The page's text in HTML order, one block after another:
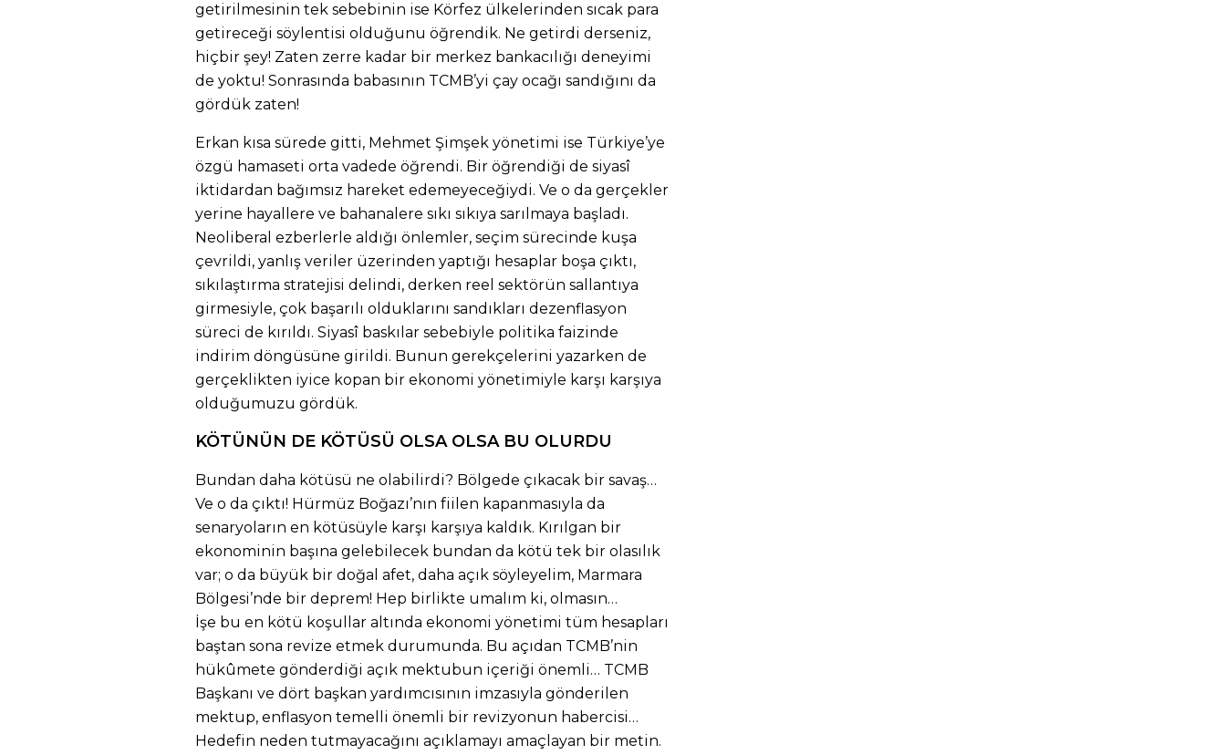
getirilmesinin tek sebebinin ise Körfez ülkelerinden sıcak para
getireceği söylentisi olduğunu öğrendik. Ne getirdi derseniz,
hiçbir şey! Zaten zerre kadar bir merkez bankacılığı deneyimi
de yoktu! Sonrasında babasının TCMB’yi çay ocağı sandığını da
gördük zaten!
Erkan kısa sürede gitti, Mehmet Şimşek yönetimi ise Türkiye’ye
özgü hamaseti orta vadede öğrendi. Bir öğrendiği de siyasî
iktidardan bağımsız hareket edemeyeceğiydi. Ve o da gerçekler
yerine hayallere ve bahanalere sıkı sıkıya sarılmaya başladı.
Neoliberal ezberlerle aldığı önlemler, seçim sürecinde kuşa
çevrildi, yanlış veriler üzerinden yaptığı hesaplar boşa çıktı,
sıkılaştırma stratejisi delindi, derken reel sektörün sallantıya
girmesiyle, çok başarılı olduklarını sandıkları dezenflasyon
süreci de kırıldı. Siyasî baskılar sebebiyle politika faizinde
indirim döngüsüne girildi. Bunun gerekçelerini yazarken de
gerçeklikten iyice kopan bir ekonomi yönetimiyle karşı karşıya
olduğumuzu gördük.
KÖTÜNÜN DE KÖTÜSÜ OLSA OLSA BU OLURDU
Bundan daha kötüsü ne olabilirdi? Bölgede çıkacak bir savaş…
Ve o da çıktı! Hürmüz Boğazı’nın fiilen kapanmasıyla da
senaryoların en kötüsüyle karşı karşıya kaldık. Kırılgan bir
ekonominin başına gelebilecek bundan da kötü tek bir olasılık
var; o da büyük bir doğal afet, daha açık söyleyelim, Marmara
Bölgesi’nde bir deprem! Hep birlikte umalım ki, olmasın…
İşe bu en kötü koşullar altında ekonomi yönetimi tüm hesapları
baştan sona revize etmek durumunda. Bu açıdan TCMB’nin
hükûmete gönderdiği açık mektubun içeriği önemli… TCMB
Başkanı ve dört başkan yardımcısının imzasıyla gönderilen
mektup, enflasyon temelli önemli bir revizyonun habercisi…
Hedefin neden tutmayacağını açıklamayı amaçlayan bir metin.